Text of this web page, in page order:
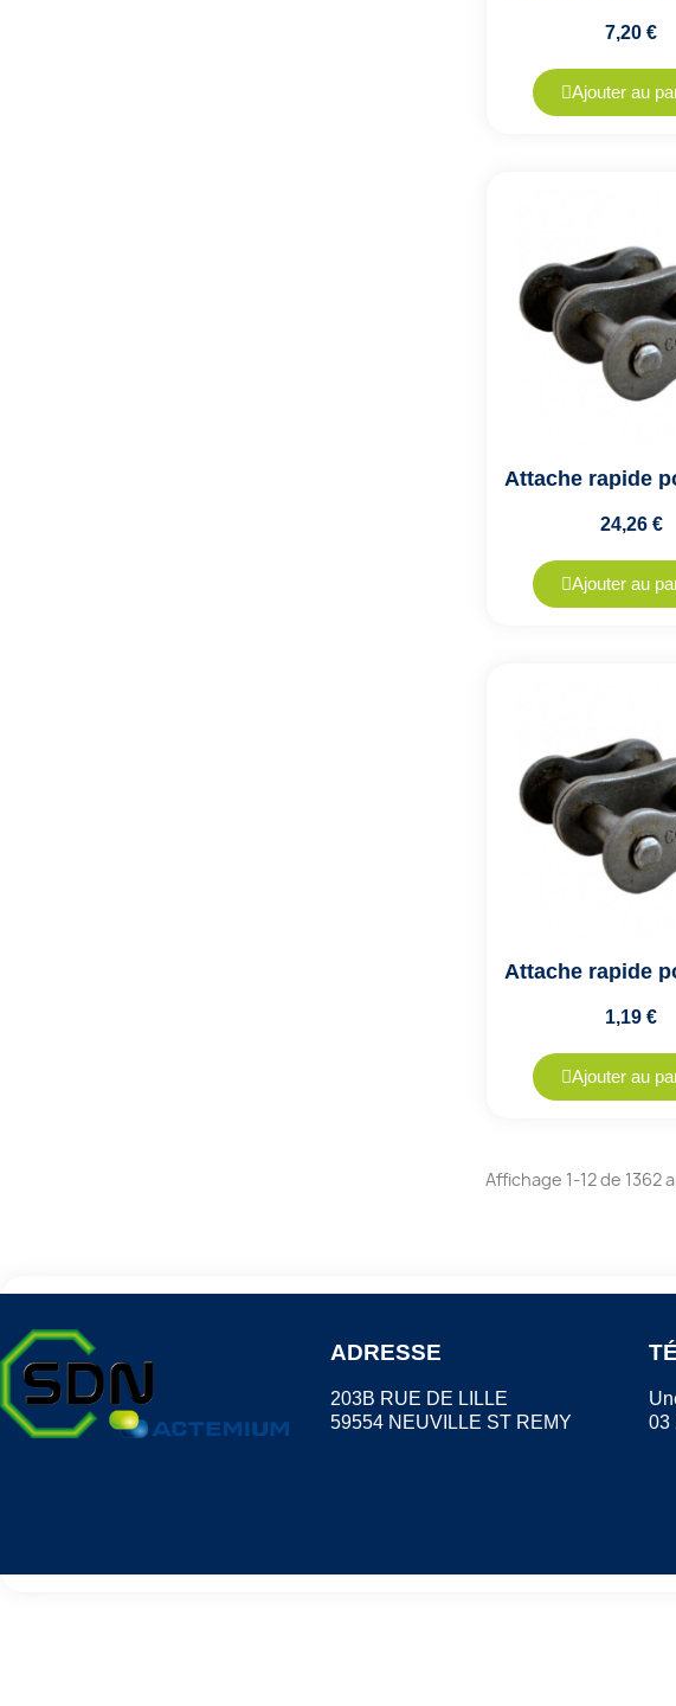
7,20 €
Ajouter au
24,26 €
Ajouter au
1,19 €
Ajouter au
Affichage 1-12 de 1362
ADRESSE
203B RUE DE LILLE
59554 NEUVILLE ST REMY
03